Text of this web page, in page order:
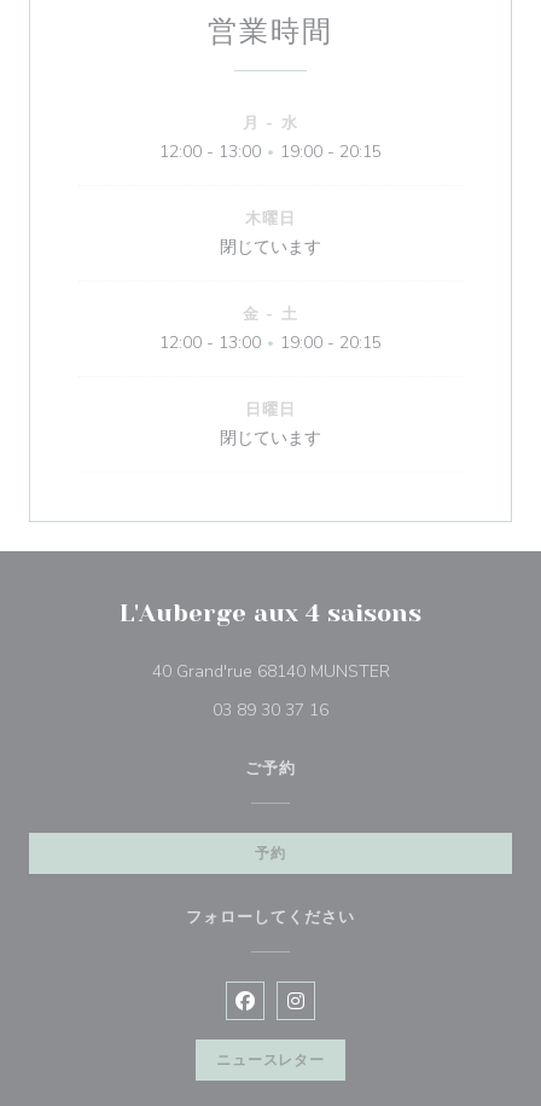
営業時間
月 - 水
12:00 - 13:00 • 19:00 - 20:15
木曜日
閉じています
金 - 土
12:00 - 13:00 • 19:00 - 20:15
日曜日
閉じています
L'Auberge aux 4 saisons
40 Grand'rue 68140 MUNSTER((新しいウィンドウ
03 89 30 37 16
ご予約
予約
フォローしてください
Facebook ((新しいウィンドウで
Instagram ((新しいウィンド
ニュースレター